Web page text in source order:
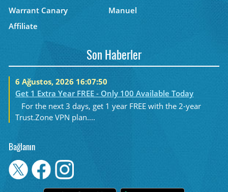
Warrant Canary
Manuel
Affiliate
Son Haberler
6 Ağustos, 2026 16:07:50
Get 1 Extra Year FREE - Only 100 Available Today
For the next 3 days, get 1 year FREE with the 2-year
Trust.Zone VPN plan....
Bağlanın